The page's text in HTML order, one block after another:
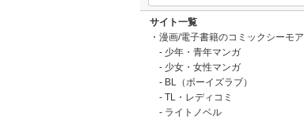
サイト一覧
漫画/電子書籍のコミックシーモア
少年・青年マンガ
少女・女性マンガ
BL（ボーイズラブ）
TL・レディコミ
ライトノベル